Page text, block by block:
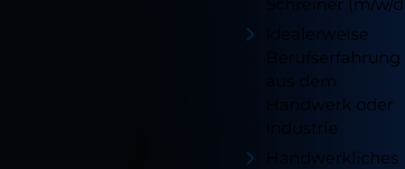
Schreiner (m/w/
Idealerweise
Berufserfahrung
aus dem
Handwerk oder
Industrie
Handwerkliches